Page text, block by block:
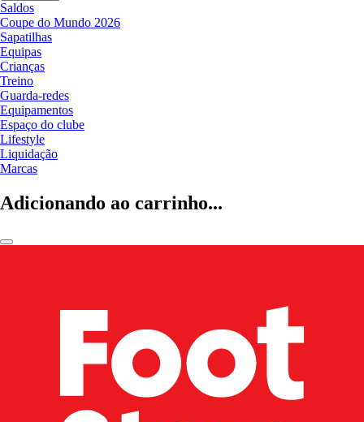
Saldos
Coupe do Mundo 2026
Sapatilhas
Equipas
Crianças
Treino
Guarda-redes
Equipamentos
Espaço do clube
Lifestyle
Liquidação
Marcas
Adicionando ao carrinho...